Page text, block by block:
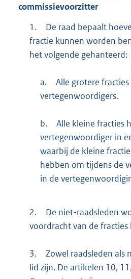
commissievoorzitter
1.
De raad bepaalt
fractie kunnen worden
het volgende gehanteerd:
a.
Alle grotere
vertegenwoordigers.
b.
Alle kleine fracties
vertegenwoordiger in
waarbij de kleine
hebben om tijdens de
in de
2.
De niet-raadsleden
voordracht van de
3.
Zowel raadsleden als
lid zijn. De artikelen 10,